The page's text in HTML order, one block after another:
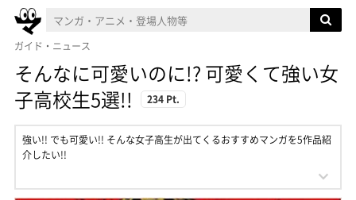
ガイド・ニュース
そんなに可愛いのに!? 可愛くて強い女
子高校生5選!!
234 Pt.
強い!! でも可愛い!! そんな女子高生が出てくるおすすめマンガを5作品紹
介したい!!